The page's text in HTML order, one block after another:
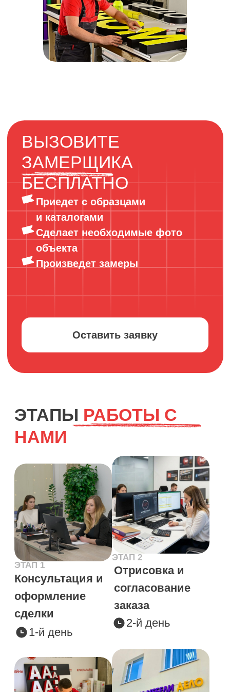
Консультация и
оформление
1-й день
ЭТАП 2
Отрисовка и
согласование
заказа
2-й день
ЭТАП 3
Изготовление
заказа на
производстве
3-й день
ЭТАП 4
Доставка и
установка на
объекте
4-й день
ОТЗЫВЫ 5.0 5.0
2Shades О.
сохранили, будем обращаться еще!
спасибо!!!
Клиника неврологии
Хотим выразить благодарность за отличную работу
по изготовлению и монтажу наружной вывески для
нашей медицинской клиники! На всех этапах все
было профессионально: помогли определиться с
дизайном, учли все пожелания.
Kosa do poyasa
28 марта 2024 г.
Заказываю вывески для своих салонов только у этих
ребят! Все очень быстро, качественно, сотрудики
приветливы, всегда подскажут как лучше. В моем
случае, с момента разработки дизайна до установки
вывесок проходило не более 5 дней!
18 марта 2025 г.
Прям очень хорошая компания где работают
профессионалы своего дела. Всё чётко, по делу,
ответственно по срокам и человеческим языком
(доступно и ясно). Мне понравилось наше
Олег С.
29 марта 2025 г.